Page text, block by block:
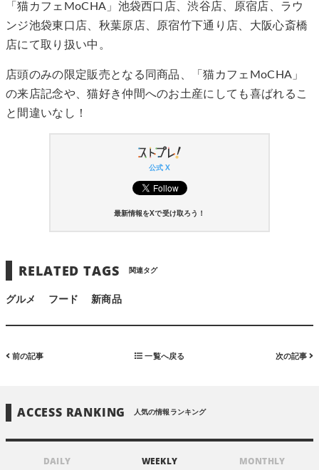
「猫カフェMoCHA」池袋西口店、渋谷店、原宿店、ラウ
ンジ池袋東口店、秋葉原店、原宿竹下通り店、大阪心斎橋
店にて取り扱い中。
店頭のみの限定販売となる同商品、「猫カフェMoCHA」
の来店記念や、猫好き仲間へのお土産にしても喜ばれるこ
と間違いなし！
公式 X
最新情報をXで受け取ろう！
RELATED TAGS 関連タグ
グルメ フード 新商品
前の記事 一覧へ戻る 次の記事
ACCESS RANKING 人気の情報ランキング
DAILY WEEKLY MONTHLY